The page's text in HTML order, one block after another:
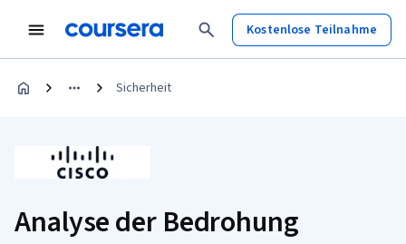
Kostenlose Teilnahme
Sicherheit
Analyse der Bedrohung